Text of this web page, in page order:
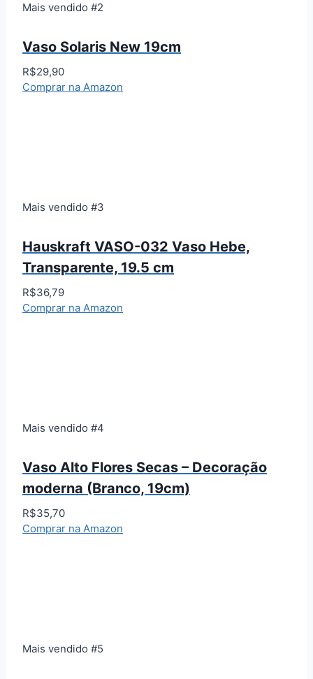
Mais vendido #2
Vaso Solaris New 19cm
R$29,90
Comprar na Amazon
Mais vendido #3
Hauskraft VASO-032 Vaso Hebe,
Transparente, 19.5 cm
R$36,79
Comprar na Amazon
Mais vendido #4
Vaso Alto Flores Secas – Decoração
moderna (Branco, 19cm)
R$35,70
Comprar na Amazon
Mais vendido #5